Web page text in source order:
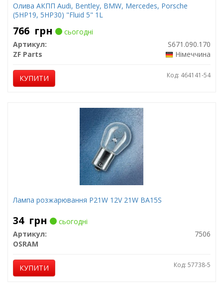
Олива АКПП Audi, Bentley, BMW, Mercedes, Porsche
(5HP19, 5HP30) "Fluid 5" 1L
766 грн
сьогодні
Артикул:
S671.090.170
ZF Parts
Німеччина
КУПИТИ Код: 464141-54
Лампа розжарювання P21W 12V 21W BA15S
34 грн
сьогодні
Артикул:
7506
OSRAM
КУПИТИ Код: 57738-5